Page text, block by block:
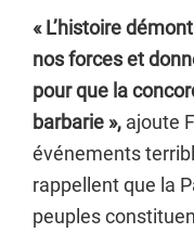
« L’histoire
nos forces et
pour que la
barbarie », ajoute
événements
rappellent que la
peuples